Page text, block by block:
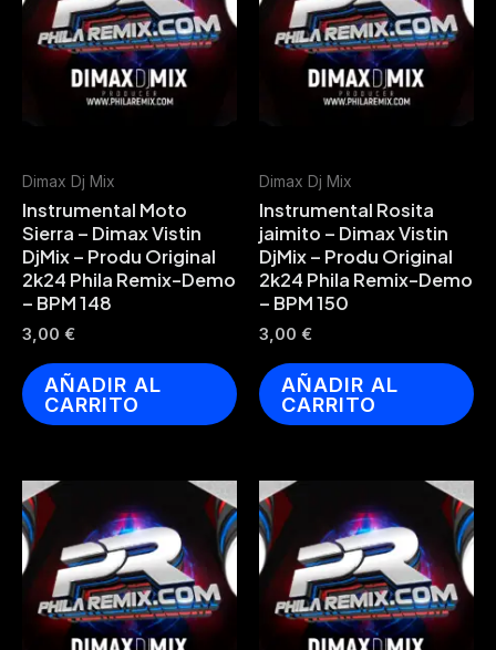
Dimax Dj Mix
Instrumental Moto
Sierra – Dimax Vistin
DjMix – Produ Original
2k24 Phila Remix-Demo
– BPM 148
3,00 €
AÑADIR AL
CARRITO
Dimax Dj Mix
Instrumental Rosita
jaimito – Dimax Vistin
DjMix – Produ Original
2k24 Phila Remix-Demo
– BPM 150
3,00 €
AÑADIR AL
CARRITO